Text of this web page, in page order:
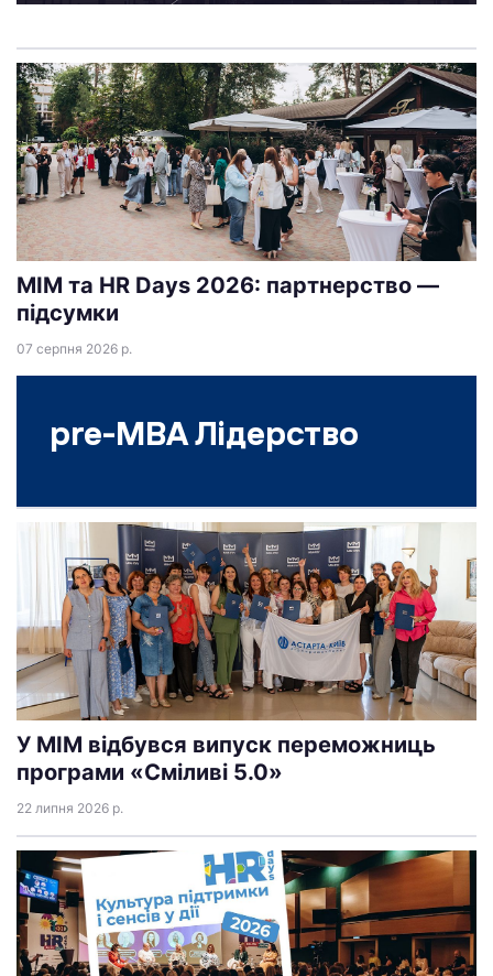
МІМ та HR Days 2026: партнерство —
підсумки
07 серпня 2026 р.
pre-MBA Лідерство
У МІМ відбувся випуск переможниць
програми «Сміливі 5.0»
22 липня 2026 р.